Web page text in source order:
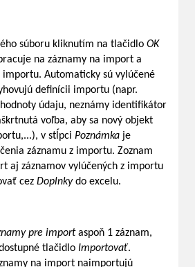
súboru kliknutím na tlačidlo OK
na záznamy na import a
importu. Automaticky sú vylúčené
definícii importu (napr.
údaju, neznámy identifikátor
voľba, aby sa nový objekt
v stĺpci Poznámka je
záznamu z importu. Zoznam
aj záznamov vylúčených z importu
cez Doplnkydo excelu.
pre importaspoň 1 záznam,
tlačidlo Importovať.
na import naimportujú